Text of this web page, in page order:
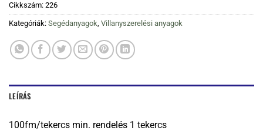
Cikkszám: 226
Kategóriák: Segédanyagok, Villanyszerelési anyagok
LEÍRÁS
100fm/tekercs min. rendelés 1 tekercs